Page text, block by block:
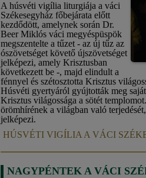
A húsvéti vigília liturgiája a váci
Székesegyház főbejárata előtt
kezdődött, amelynek során Dr.
Beer Miklós váci megyéspüspök
megszentelte a tűzet - az új tűz az
ószövetséget követő újszövetséget
jelképezi, amely Krisztusban
következett be -, majd elindult a
fénnyel és szétosztotta Krisztus
Húsvéti gyertyáról gyújtották meg
Krisztus világossága a sötét
örömhírének a világban való
jelképezi.
HÚSVÉTI VIGÍLIA A VÁCI
NAGYPÉNTEK A VÁCI